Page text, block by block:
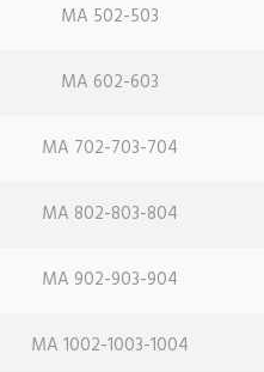
MA 502-503
MA 602-603
MA 702-703-704
MA 802-803-804
MA 902-903-904
MA 1002-1003-1004